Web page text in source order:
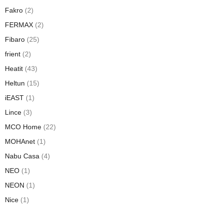
Fakro (2)
FERMAX (2)
Fibaro (25)
frient (2)
Heatit (43)
Heltun (15)
iEAST (1)
Lince (3)
MCO Home (22)
MOHAnet (1)
Nabu Casa (4)
NEO (1)
NEON (1)
Nice (1)